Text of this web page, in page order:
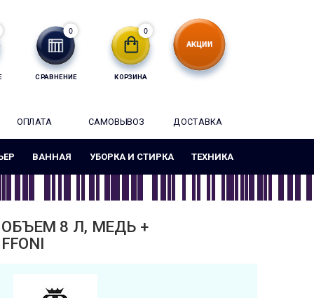
СРАВНЕНИЕ
0
КОРЗИНА
0
ОПЛАТА САМОВЫВОЗ ДОСТАВКА
ВАННАЯ УБОРКА И СТИРКА ТЕХНИКА
8 Л, МЕДЬ +